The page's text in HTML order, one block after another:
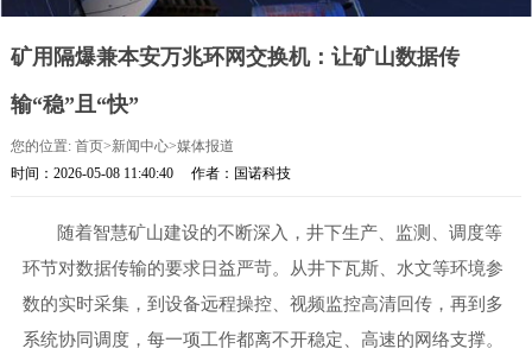
矿用隔爆兼本安万兆环网交换机：让矿山数据传
输“稳”且“快”
您的位置: 首页>新闻中心>媒体报道
时间：2026-05-08 11:40:40
作者：国诺科技
随着智慧矿山建设的不断深入，井下生产、监测、调度等
环节对数据传输的要求日益严苛。从井下瓦斯、水文等环境参
数的实时采集，到设备远程操控、视频监控高清回传，再到多
系统协同调度，每一项工作都离不开稳定、高速的网络支撑。